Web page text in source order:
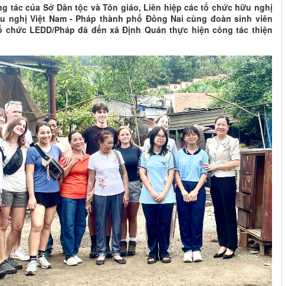
tác của Sở Dân tộc và Tôn giáo, Liên hiệp các tổ chức hữu nghị
nghị Việt Nam - Pháp thành phố Đồng Nai cùng đoàn sinh viên
chức LEDD/Pháp đã đến xã Định Quán thực hiện công tác thiện